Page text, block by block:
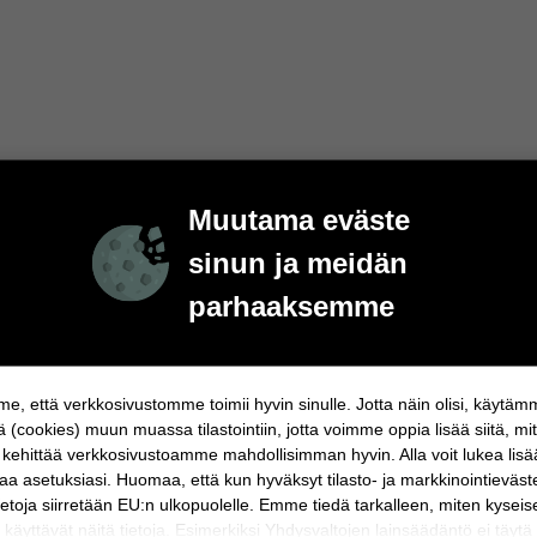
Muutama eväste
sinun ja meidän
parhaaksemme
että verkkosivustomme toimii hyvin sinulle. Jotta näin olisi,
(cookies) muun muassa tilastointiin, jotta voimme oppia lisää siitä,
verkkosivustoamme mahdollisimman hyvin. Alla voit lukea
asetuksiasi. Huomaa, että kun hyväksyt tilasto- ja
siirretään EU:n ulkopuolelle. Emme tiedä tarkalleen, miten
käyttävät näitä tietoja. Esimerkiksi Yhdysvaltojen lainsäädäntö ei täytä